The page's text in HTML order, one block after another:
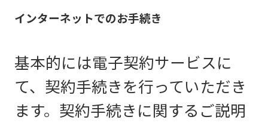
インターネットでのお手続き
基本的には電子契約サービスに
て、契約手続きを行っていただき
ます。契約手続きに関するご説明